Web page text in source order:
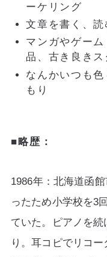
ーケリング
文章を書く、読
マンガやゲー
品、古き良きス
なんかいつも色
もり
■略歴：
1986年：北海道函
ったため小学校を3
ていた。
ピアノを
り。耳コピでリコー